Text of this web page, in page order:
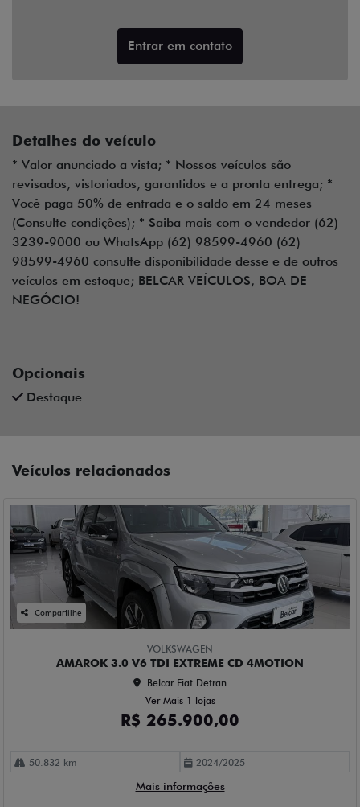
Entrar em contato
Detalhes do veículo
* Valor anunciado a vista; * Nossos veículos são
revisados, vistoriados, garantidos e a pronta entrega; *
Você paga 50% de entrada e o saldo em 24 meses
(Consulte condições); * Saiba mais com o vendedor (62)
3239-9000 ou WhatsApp (62) 98599-4960 (62)
98599-4960 consulte disponibilidade desse e de outros
veículos em estoque; BELCAR VEÍCULOS, BOA DE
NEGÓCIO!
Opcionais
Destaque
Veículos relacionados
Compartilhe
VOLKSWAGEN
AMAROK 3.0 V6 TDI EXTREME CD 4MOTION
Belcar Fiat Detran
Ver Mais 1 lojas
R$ 265.900,00
50.832 km 2024/2025
Mais informações